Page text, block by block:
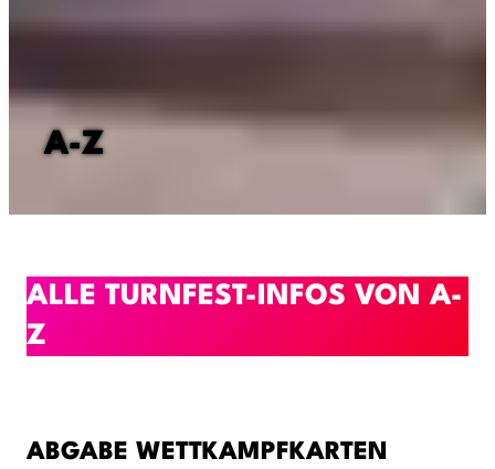
A-Z
ALLE TURNFEST-INFOS VON A-
Z
ABGABE WETTKAMPFKARTEN